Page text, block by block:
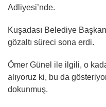
Adliyesi’nde.
Kuşadası Belediye
gözaltı süreci sona erdi.
Ömer Günel ile ilgili, o
alıyoruz ki, bu da
dokunmuş.